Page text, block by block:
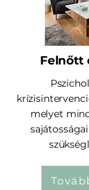
Felnőtt
melyet